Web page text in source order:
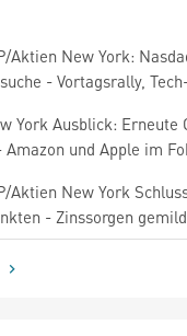
Aktien New York:
- Vortagsrally,
York Ausblick: Erneute
und Apple im
Aktien New York
- Zinssorgen